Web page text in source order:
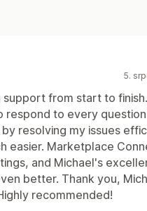
5.
from start to
to every question
resolving my issues
easier. Marketplace
and Michael's
better. Thank you,
recommended!